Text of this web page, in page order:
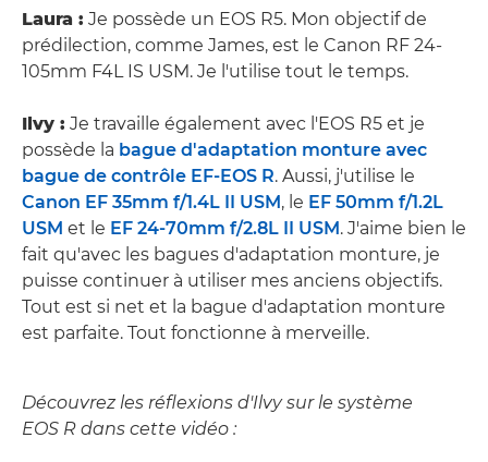
Laura : Je possède un EOS R5. Mon objectif de
prédilection, comme James, est le Canon RF 24-
105mm F4L IS USM. Je l'utilise tout le temps.
Ilvy : Je travaille également avec l'EOS R5 et je
possède la bague d'adaptation monture avec
bague de contrôle EF-EOS R. Aussi, j'utilise le
Canon EF 35mm f/1.4L II USM, le EF 50mm f/1.2L
USM et le EF 24-70mm f/2.8L II USM. J'aime bien le
fait qu'avec les bagues d'adaptation monture, je
puisse continuer à utiliser mes anciens objectifs.
Tout est si net et la bague d'adaptation monture
est parfaite. Tout fonctionne à merveille.
Découvrez les réflexions d'Ilvy sur le système
EOS R dans cette vidéo :